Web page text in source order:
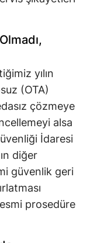
yılın
(OTA)
çözmeye
alsa
İdaresi
diğer
güvenlik geri
prosedüre